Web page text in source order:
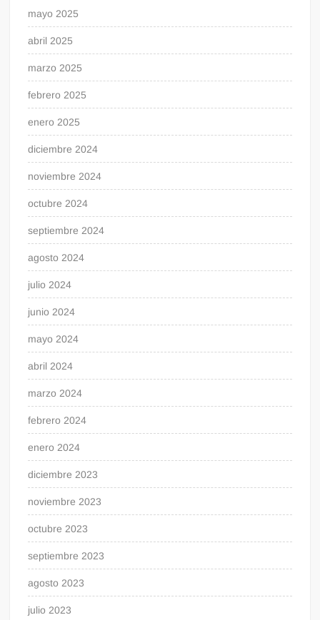
mayo 2025
abril 2025
marzo 2025
febrero 2025
enero 2025
diciembre 2024
noviembre 2024
octubre 2024
septiembre 2024
agosto 2024
julio 2024
junio 2024
mayo 2024
abril 2024
marzo 2024
febrero 2024
enero 2024
diciembre 2023
noviembre 2023
octubre 2023
septiembre 2023
agosto 2023
julio 2023